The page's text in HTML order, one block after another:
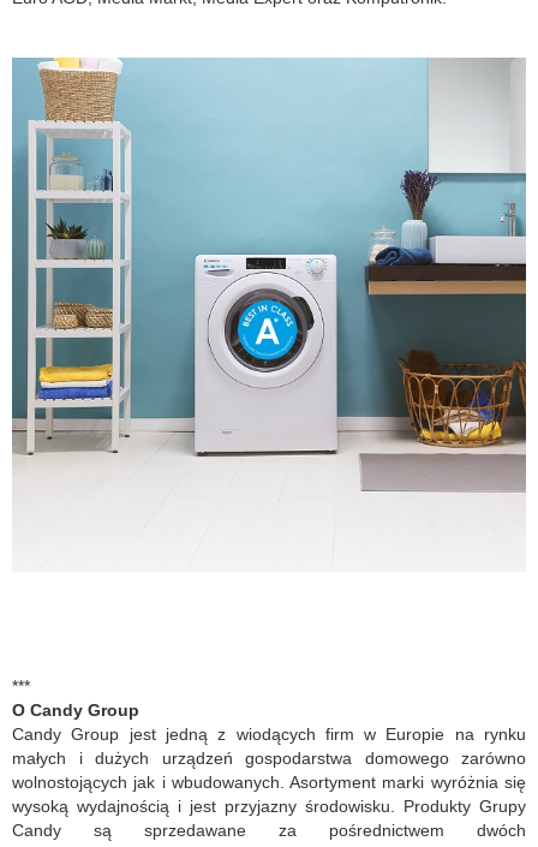
***
O Candy Group
Candy Group jest jedną z wiodących firm w Europie na rynku
małych i dużych urządzeń gospodarstwa domowego zarówno
wolnostojących jak i wbudowanych. Asortyment marki wyróżnia się
wysoką wydajnością i jest przyjazny środowisku. Produkty Grupy
Candy są sprzedawane za pośrednictwem dwóch